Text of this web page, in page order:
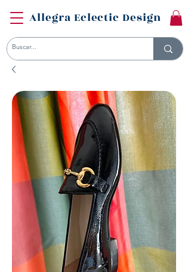
Allegra Eclectic Design